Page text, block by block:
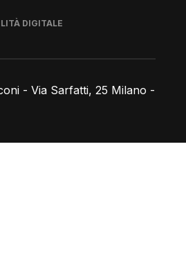
- Via Sarfatti, 25 Milano -
DIGITALE